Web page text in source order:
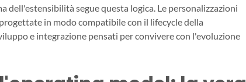
dell'estensibilità segue questa logica. Le personalizzazioni
in modo compatibile con il lifecycle della
e integrazione pensati per convivere con l'evoluzione